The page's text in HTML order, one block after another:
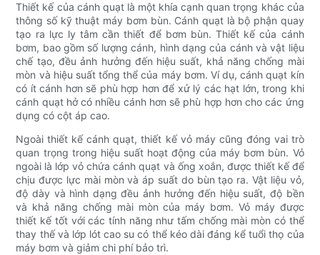
Thiết kế của cánh quạt là một khía cạnh quan trọng khác của
thông số kỹ thuật máy bơm bùn. Cánh quạt là bộ phận quay
tạo ra lực ly tâm cần thiết để bơm bùn. Thiết kế của cánh
bơm, bao gồm số lượng cánh, hình dạng của cánh và vật liệu
chế tạo, đều ảnh hưởng đến hiệu suất, khả năng chống mài
mòn và hiệu suất tổng thể của máy bơm. Ví dụ, cánh quạt kín
có ít cánh hơn sẽ phù hợp hơn để xử lý các hạt lớn, trong khi
cánh quạt hở có nhiều cánh hơn sẽ phù hợp hơn cho các ứng
dụng có cột áp cao.
Ngoài thiết kế cánh quạt, thiết kế vỏ máy cũng đóng vai trò
quan trọng trong hiệu suất hoạt động của máy bơm bùn. Vỏ
ngoài là lớp vỏ chứa cánh quạt và ống xoắn, được thiết kế để
chịu được lực mài mòn và áp suất do bùn tạo ra. Vật liệu vỏ,
độ dày và hình dạng đều ảnh hưởng đến hiệu suất, độ bền
và khả năng chống mài mòn của máy bơm. Vỏ máy được
thiết kế tốt với các tính năng như tấm chống mài mòn có thể
thay thế và lớp lót cao su có thể kéo dài đáng kể tuổi thọ của
máy bơm và giảm chi phí bảo trì.